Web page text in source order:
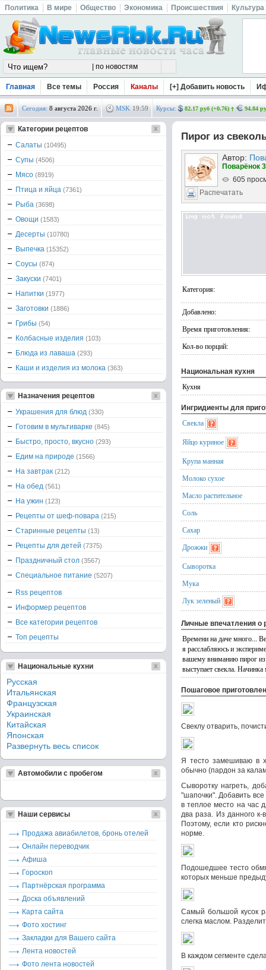
Политика В мире Общество Экономика Происшествия Культура
Главная Все темы Россия Каналы [+] Добавить новость
Сегодня: 8 августа 2026 г. MSK 19:59 Курсы: 82.17 руб (+0.76) 94.84
Пирог из
Автор:
Поварёнок
605
Распечатать
Категория:
Добавлено:
Время приготовления:
Кол-во порций:
Национальная кухня
Кухня
Ингридиенты для
Свекла
Яйцо куриное
Крупа манная
Молоко сухое
Масло растительное
Соль
Сахар
Дрожжи
Сыворотка
Мука
Лук зеленый
Личные впечатления о
Времени на даче много...
я расслабляюсь и
вашему вниманию пирог из
выступает свекла.
Пошаговое
Свеклу отварить,
Я тесто замешиваю в
обычно (пардон за
Сыворотку нагреть,
"шапочки". Добавить
в теплое место на час
два раза. Из данного к-
Поэтому, если кто
норме.
Подошедшее тесто
которых меньше
Самый большой кусок
слегка маслом.
В каждом сегменте
Категории рецептов
Салаты (10495)
Супы (4506)
Мясо (8919)
Птица и яйца (7361)
Рыба (3698)
Овощи (1583)
Десерты (10780)
Выпечка (15352)
Соусы (874)
Закуски (7401)
Напитки (1977)
Заготовки (1886)
Грибы (54)
Колбасные изделия (103)
Блюда из лаваша (293)
Каши и изделия из молока (363)
Назначения рецептов
Украшения для блюд (330)
Готовим в мультиварке (845)
Быстро, просто, вкусно (293)
Едим на природе (1566)
На завтрак (212)
На обед (561)
На ужин (123)
Рецепты от шеф-повара (215)
Старинные рецепты (13)
Рецепты для детей (7375)
Праздничный стол (3567)
Специальное питание (5207)
Rss рецептов
Информер рецептов
Все категории рецептов
Топ рецепты
Национальные кухни
Русская
Итальянская
Французская
Украинская
Китайская
Японская
Развернуть весь список
Автомобили с пробегом
Наши сервисы
Продажа авиабилетов, бронь отелей
Онлайн переводчик
Афиша
Гороскоп
Партнёрская программа
Доска объявлений
Карта сайта
Фото хостинг
Закладки для Вашего сайта
Лента новостей
Фото лента новостей